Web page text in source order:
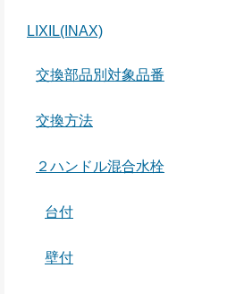
LIXIL(INAX)
交換部品別対象品番
交換方法
２ハンドル混合水栓
台付
壁付